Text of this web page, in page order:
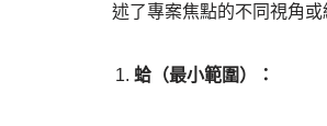
述了專案焦點的不同視角
蛤（最小範圍）：